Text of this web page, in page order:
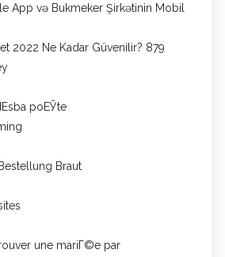
App və Bukmeker Şirkətinin Mobil
2022 Ne Kadar Güvenilir? 879
poЕЎte
Braut
une mariГ©e par